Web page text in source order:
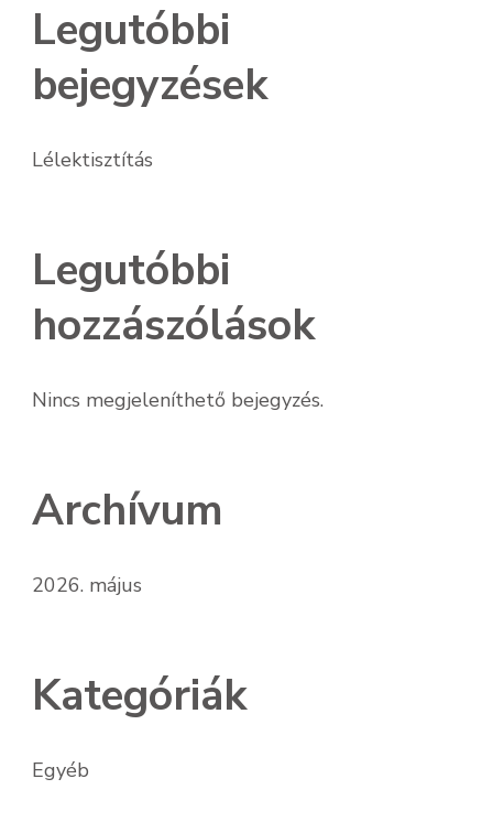
Legutóbbi
bejegyzések
Lélektisztítás
Legutóbbi
hozzászólások
Nincs megjeleníthető bejegyzés.
Archívum
2026. május
Kategóriák
Egyéb